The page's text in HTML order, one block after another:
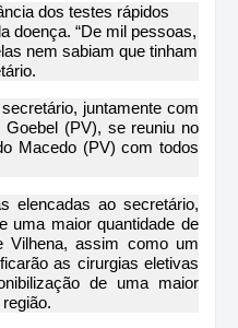
dos testes rápidos
doença. “De mil pessoas,
nem sabiam que tinham
juntamente com
Goebel (PV), se reuniu no
Macedo (PV) com todos
elencadas ao secretário,
uma maior quantidade de
Vilhena, assim como um
as cirurgias eletivas
de uma maior